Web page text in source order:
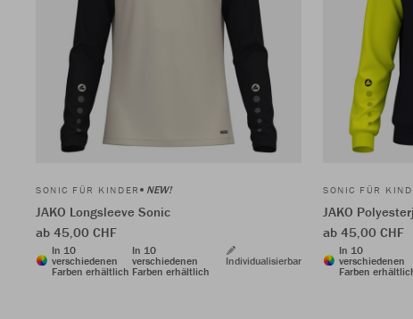
SONIC FÜR KINDER NEW!
JAKO Longsleeve Sonic
ab 45,00 CHF
In 10
verschiedenen
Farben erhältlich
In 10
verschiedenen
Farben erhältlich
Individualisierbar
SONIC FÜR
JAKO
ab 45,00 CHF
In 10
verschiedenen
Farben